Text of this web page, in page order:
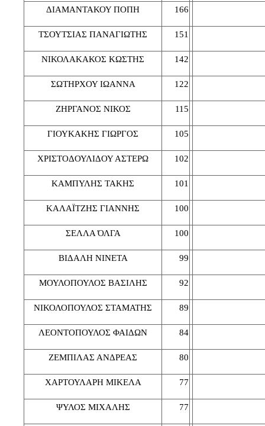
ΔΙΑΜΑΝΤΑΚΟΥ ΠΟΠΗ 166
ΤΣΟΥΤΣΙΑΣ ΠΑΝΑΓΙΩΤΗΣ 151
ΝΙΚΟΛΑΚΑΚΟΣ ΚΩΣΤΗΣ 142
ΣΩΤΗΡΧΟΥ ΙΩΑΝΝΑ 122
ΖΗΡΓΑΝΟΣ ΝΙΚΟΣ 115
ΓΙΟΥΚΑΚΗΣ ΓΙΩΡΓΟΣ 105
ΧΡΙΣΤΟΔΟΥΛΙΔΟΥ ΑΣΤΕΡΩ 102
ΚΑΜΠΥΛΗΣ ΤΑΚΗΣ 101
ΚΑΛΑΪΤΖΗΣ ΓΙΑΝΝΗΣ 100
ΣΕΛΛΑ ΌΛΓΑ 100
ΒΙΔΑΛΗ ΝΙΝΕΤΑ 99
ΜΟΥΛΟΠΟΥΛΟΣ ΒΑΣΙΛΗΣ 92
ΝΙΚΟΛΟΠΟΥΛΟΣ ΣΤΑΜΑΤΗΣ 89
ΛΕΟΝΤΟΠΟΥΛΟΣ ΦΑΙΔΩΝ 84
ΖΕΜΠΙΛΑΣ ΑΝΔΡΕΑΣ 80
ΧΑΡΤΟΥΛΑΡΗ ΜΙΚΕΛΑ 77
ΨΥΛΟΣ ΜΙΧΑΛΗΣ 77